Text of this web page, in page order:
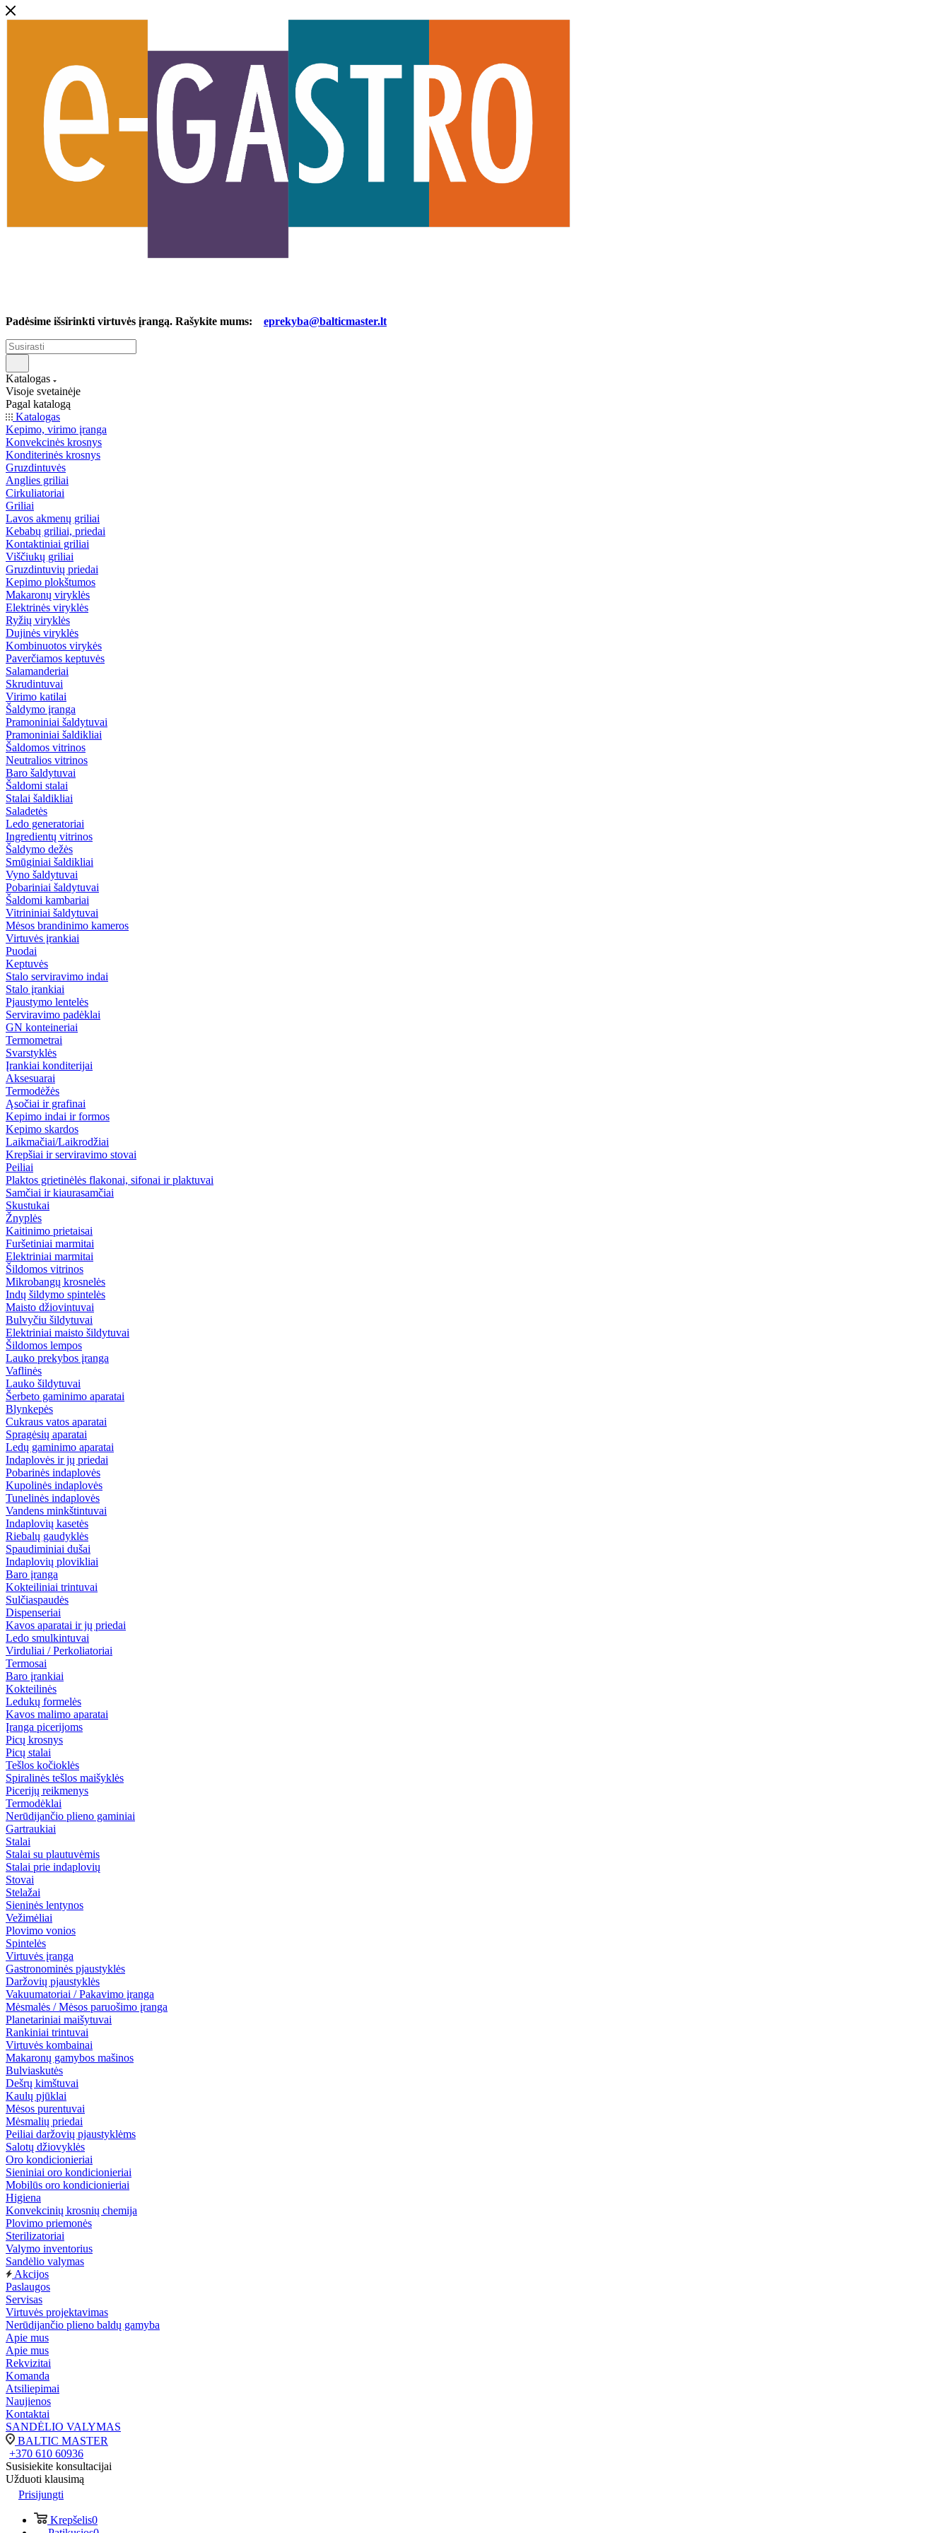
Padėsime išsirinkti virtuvės įrangą. Rašykite mums: eprekyba@balticmaster.lt
Katalogas
Visoje svetainėje
Pagal katalogą
Katalogas
Kepimo, virimo įranga
Konvekcinės krosnys
Konditerinės krosnys
Gruzdintuvės
Anglies griliai
Cirkuliatoriai
Griliai
Lavos akmenų griliai
Kebabų griliai, priedai
Kontaktiniai griliai
Viščiukų griliai
Gruzdintuvių priedai
Kepimo plokštumos
Makaronų viryklės
Elektrinės viryklės
Ryžių viryklės
Dujinės viryklės
Kombinuotos virykės
Paverčiamos keptuvės
Salamanderiai
Skrudintuvai
Virimo katilai
Šaldymo įranga
Pramoniniai šaldytuvai
Pramoniniai šaldikliai
Šaldomos vitrinos
Neutralios vitrinos
Baro šaldytuvai
Šaldomi stalai
Stalai šaldikliai
Saladetės
Ledo generatoriai
Ingredientų vitrinos
Šaldymo dežės
Smūginiai šaldikliai
Vyno šaldytuvai
Pobariniai šaldytuvai
Šaldomi kambariai
Vitrininiai šaldytuvai
Mėsos brandinimo kameros
Virtuvės įrankiai
Puodai
Keptuvės
Stalo serviravimo indai
Stalo įrankiai
Pjaustymo lentelės
Serviravimo padėklai
GN konteineriai
Termometrai
Svarstyklės
Įrankiai konditerijai
Aksesuarai
Termodėžės
Ąsočiai ir grafinai
Kepimo indai ir formos
Kepimo skardos
Laikmačiai/Laikrodžiai
Krepšiai ir serviravimo stovai
Peiliai
Plaktos grietinėlės flakonai, sifonai ir plaktuvai
Samčiai ir kiaurasamčiai
Skustukai
Žnyplės
Kaitinimo prietaisai
Furšetiniai marmitai
Elektriniai marmitai
Šildomos vitrinos
Mikrobangų krosnelės
Indų šildymo spintelės
Maisto džiovintuvai
Bulvyčiu šildytuvai
Elektriniai maisto šildytuvai
Šildomos lempos
Lauko prekybos įranga
Vaflinės
Lauko šildytuvai
Šerbeto gaminimo aparatai
Blynkepės
Cukraus vatos aparatai
Spragėsių aparatai
Ledų gaminimo aparatai
Indaplovės ir jų priedai
Pobarinės indaplovės
Kupolinės indaplovės
Tunelinės indaplovės
Vandens minkštintuvai
Indaplovių kasetės
Riebalų gaudyklės
Spaudiminiai dušai
Indaplovių plovikliai
Baro įranga
Kokteiliniai trintuvai
Sulčiaspaudės
Dispenseriai
Kavos aparatai ir jų priedai
Ledo smulkintuvai
Virduliai / Perkoliatoriai
Termosai
Baro įrankiai
Kokteilinės
Ledukų formelės
Kavos malimo aparatai
Įranga picerijoms
Picų krosnys
Picų stalai
Tešlos kočioklės
Spiralinės tešlos maišyklės
Picerijų reikmenys
Termodėklai
Nerūdijančio plieno gaminiai
Gartraukiai
Stalai
Stalai su plautuvėmis
Stalai prie indaplovių
Stovai
Stelažai
Sieninės lentynos
Vežimėliai
Plovimo vonios
Spintelės
Virtuvės įranga
Gastronominės pjaustyklės
Daržovių pjaustyklės
Vakuumatoriai / Pakavimo įranga
Mėsmalės / Mėsos paruošimo įranga
Planetariniai maišytuvai
Rankiniai trintuvai
Virtuvės kombainai
Makaronų gamybos mašinos
Bulviaskutės
Dešrų kimštuvai
Kaulų pjūklai
Mėsos purentuvai
Mėsmalių priedai
Peiliai daržovių pjaustyklėms
Salotų džiovyklės
Oro kondicionieriai
Sieniniai oro kondicionieriai
Mobilūs oro kondicionieriai
Higiena
Konvekcinių krosnių chemija
Plovimo priemonės
Sterilizatoriai
Valymo inventorius
Sandėlio valymas
Akcijos
Paslaugos
Servisas
Virtuvės projektavimas
Nerūdijančio plieno baldų gamyba
Apie mus
Apie mus
Rekvizitai
Komanda
Atsiliepimai
Naujienos
Kontaktai
SANDĖLIO VALYMAS
BALTIC MASTER
+370 610 60936
Susisiekite konsultacijai
Užduoti klausimą
Prisijungti
Krepšelis0